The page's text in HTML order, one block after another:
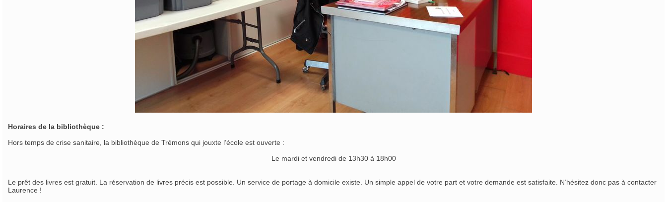
Horaires de la bibliothèque :
Hors temps de crise sanitaire, la bibliothèque de Trémons qui jouxte l’école est ouverte :
Le mardi et vendredi de 13h30 à 18h00
Le prêt des livres est gratuit. La réservation de livres précis est possible. Un service de portage à domicile existe. Un simple appel de votre part et votre demande est satisfaite. N’hésitez donc pas à contacter
Laurence !